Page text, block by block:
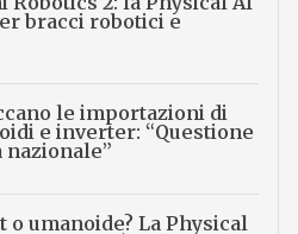
bracci robotici e
le importazioni di
e inverter: “Questione
nazionale”
o umanoide? La Physical